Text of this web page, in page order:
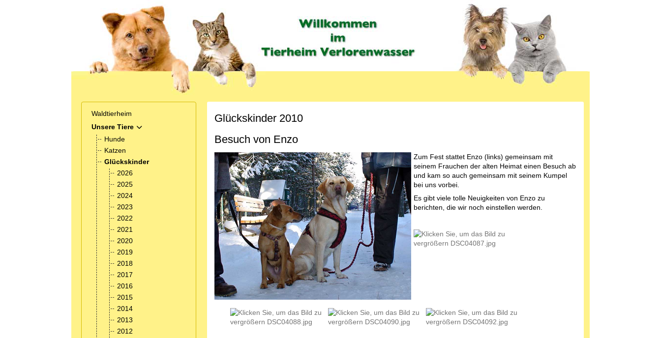
Waldtierheim
Unsere Tiere
MOD_MENU_TOGGLE_SUBMENU_LABEL
Hunde
Katzen
Glückskinder
2026
2025
2024
2023
2022
2021
2020
2019
2018
2017
2016
2015
2014
2013
2012
Glückskinder 2010
Besuch von Enzo
Zum Fest stattet Enzo (links) gemeinsam mit
seinem Frauchen der alten Heimat einen Besuch ab
und kam so auch gemeinsam mit seinem Kumpel
bei uns vorbei.
Es gibt viele tolle Neuigkeiten von Enzo zu
berichten, die wir noch einstellen werden.